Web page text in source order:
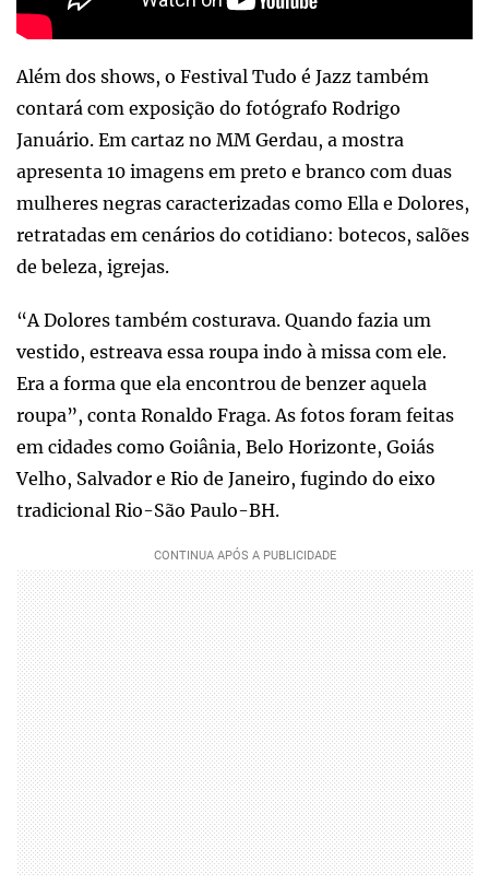
Além dos shows, o Festival Tudo é Jazz também
contará com exposição do fotógrafo Rodrigo
Januário. Em cartaz no MM Gerdau, a mostra
apresenta 10 imagens em preto e branco com duas
mulheres negras caracterizadas como Ella e Dolores,
retratadas em cenários do cotidiano: botecos, salões
de beleza, igrejas.
“A Dolores também costurava. Quando fazia um
vestido, estreava essa roupa indo à missa com ele.
Era a forma que ela encontrou de benzer aquela
roupa”, conta Ronaldo Fraga. As fotos foram feitas
em cidades como Goiânia, Belo Horizonte, Goiás
Velho, Salvador e Rio de Janeiro, fugindo do eixo
tradicional Rio-São Paulo-BH.